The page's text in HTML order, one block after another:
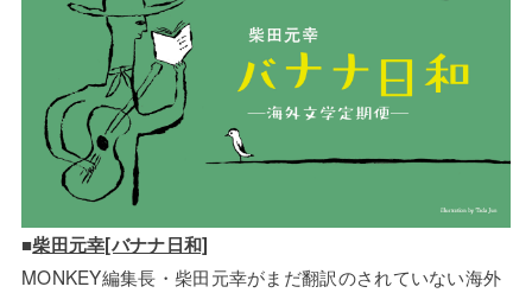
■柴田元幸[バナナ日和]
MONKEY編集長・柴田元幸がまだ翻訳のされていない海外